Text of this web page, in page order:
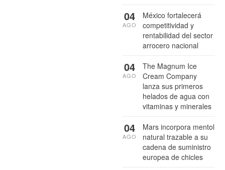
México fortalecerá
competitividad y
rentabilidad del sector
arrocero nacional
04
AGO
The Magnum Ice
Cream Company
lanza sus primeros
helados de agua con
vitaminas y minerales
04
AGO
Mars incorpora mentol
natural trazable a su
cadena de suministro
europea de chicles
04
AGO